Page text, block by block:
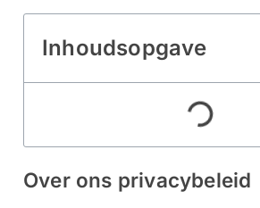
Alarm
installatie
&
Inhoudsopgave
Over ons privacybeleid